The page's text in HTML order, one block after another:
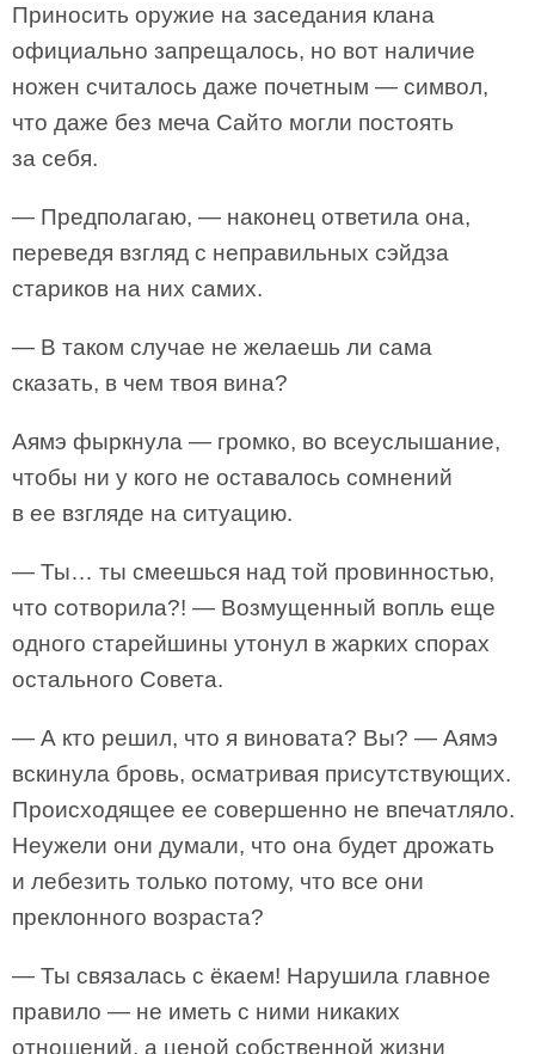
Приносить оружие на заседания клана
официально запрещалось, но вот наличие
ножен считалось даже почетным — символ,
что даже без меча Сайто могли постоять
за себя.
— Предполагаю, — наконец ответила она,
переведя взгляд с неправильных сэйдза
стариков на них самих.
— В таком случае не желаешь ли сама
сказать, в чем твоя вина?
Аямэ фыркнула — громко, во всеуслышание,
чтобы ни у кого не оставалось сомнений
в ее взгляде на ситуацию.
— Ты… ты смеешься над той провинностью,
что сотворила?! — Возмущенный вопль еще
одного старейшины утонул в жарких спорах
остального Совета.
— А кто решил, что я виновата? Вы? — Аямэ
вскинула бровь, осматривая присутствующих.
Происходящее ее совершенно не впечатляло.
Неужели они думали, что она будет дрожать
и лебезить только потому, что все они
преклонного возраста?
— Ты связалась с ёкаем! Нарушила главное
правило — не иметь с ними никаких
отношений, а ценой собственной жизни